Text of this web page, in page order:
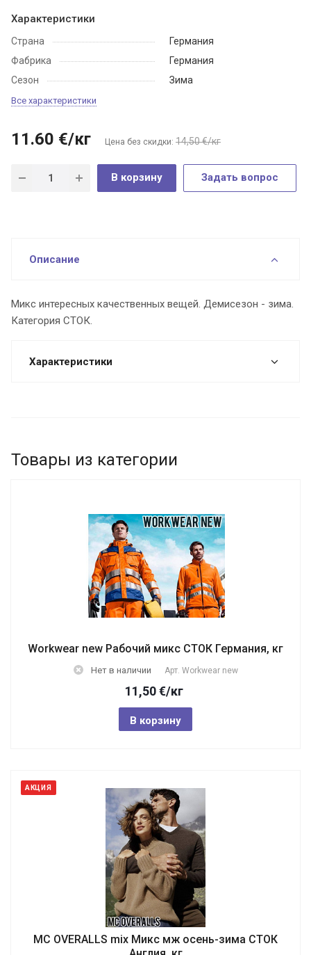
Характеристики
Страна
Германия
Фабрика
Германия
Сезон
Зима
Все характеристики
11.60 €/кг Цена без скидки: 14,50 €/кг
В корзину Задать вопрос
Описание
Микс интересных качественных вещей. Демисезон - зима.
Категория СТОК.
Характеристики
Товары из категории
Workwear new Рабочий микс СТОК Германия, кг
Нет в наличии Арт. Workwear new
11,50€/кг
В корзину
АКЦИЯ
MC OVERALLS mix Микс мж осень-зима СТОК